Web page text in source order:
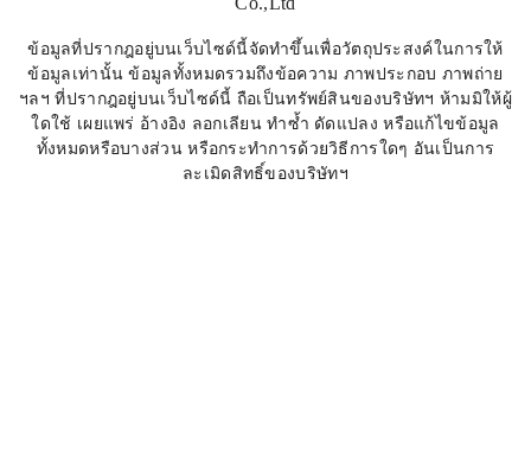
ข้อมูลที่ปรากฎอยู่บนเว็บไซด์นี้จัดทำขึ้นเพื่อวัตถุประสงค์ในการให้
ข้อมูลเท่านั้น ข้อมูลทั้งหมดรวมถึงข้อความ ภาพประกอบ ภาพถ่าย
ฯลฯ ที่ปรากฎอยู่บนเว็บไซด์นี้ ถือเป็นทรัพย์สินของบริษัทฯ ห้ามมิให้ผู้
ใดใช้ เผยแพร่ อ้างอิง ลอกเลียน ทำซ้ำ ดัดแปลง หรือแก้ไขข้อมูล
ทั้งหมดหรือบางส่วน หรือกระทำการด้วยวิธีการใดๆ อันเป็นการ
ละเมิดสิทธิ์ของบริษัทฯ